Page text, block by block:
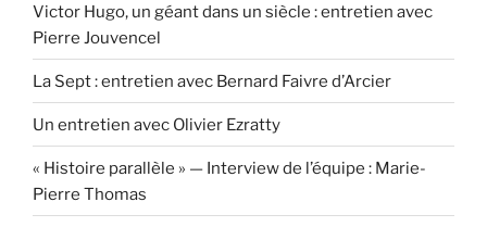
Victor Hugo, un géant dans un siècle : entretien avec
Pierre Jouvencel
La Sept : entretien avec Bernard Faivre d’Arcier
Un entretien avec Olivier Ezratty
« Histoire parallèle » — Interview de l’équipe : Marie-
Pierre Thomas